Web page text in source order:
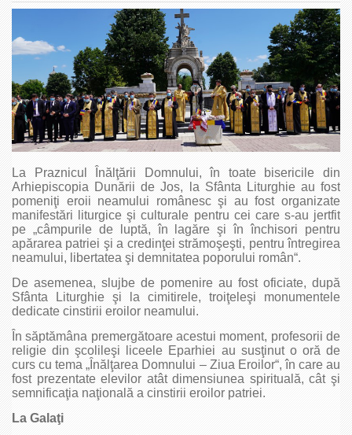
La Praznicul Înălţării Domnului, în toate bisericile din
Arhiepiscopia Dunării de Jos, la Sfânta Liturghie au fost
pomeniţi eroii neamului românesc şi au fost organizate
manifestări liturgice şi culturale pentru cei care s-au jertfit
pe „câmpurile de luptă, în lagăre şi în închisori pentru
apărarea patriei şi a credinţei strămoşeşti, pentru întregirea
neamului, libertatea şi demnitatea poporului român“.
De asemenea, slujbe de pomenire au fost oficiate, după
Sfânta Liturghie şi la cimitirele, troiţeleşi monumentele
dedicate cinstirii eroilor neamului.
În săptămâna premergătoare acestui moment, profesorii de
religie din şcolileşi liceele Eparhiei au susţinut o oră de
curs cu tema „Înălţarea Domnului – Ziua Eroilor“, în care au
fost prezentate elevilor atât dimensiunea spirituală, cât şi
semnificaţia naţională a cinstirii eroilor patriei.
La Galaţi